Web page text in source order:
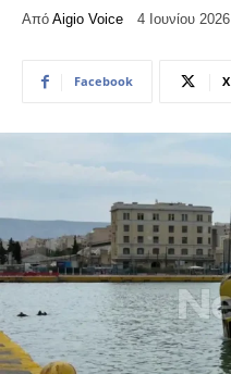
Από Aigio Voice 4 Ιουνίου 2026
Facebook X